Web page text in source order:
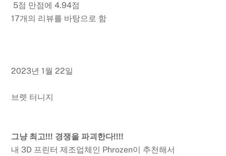
5점 만점에 4.94점
17개의 리뷰를 바탕으로 함
2023년 1월 22일
브렛 터니지
그냥 최고!!! 경쟁을 파괴한다!!!!
내 3D 프린터 제조업체인 Phrozen이 추천해서